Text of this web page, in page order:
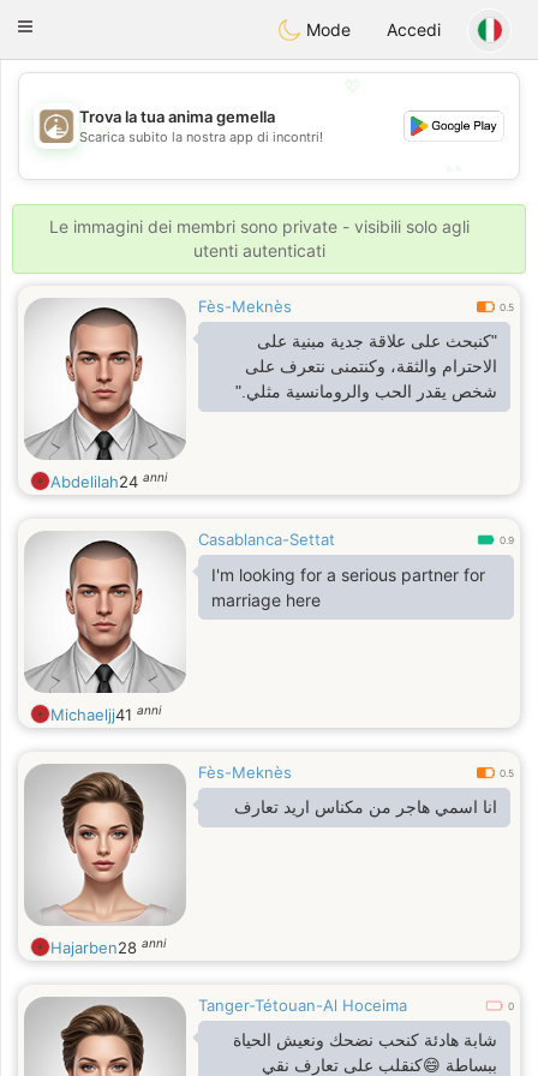
ahebik
Toggle
Mode Accedi
💖
💕
Trova la tua anima gemella
Scarica subito la nostra app di incontri!
Le immagini dei membri sono private - visibili solo agli
utenti autenticati
Fès-Meknès 0.5
"كنبحث على علاقة جدية مبنية على
الاحترام والثقة، وكنتمنى نتعرف على
شخص يقدر الحب والرومانسية مثلي."
Abdelilah24 anni
Casablanca-Settat 0.9
I'm looking for a serious partner for
marriage here
Michaeljj41 anni
Fès-Meknès 0.5
انا اسمي هاجر من مكناس اريد تعارف
Hajarben28 anni
Tanger-Tétouan-Al Hoceima 0
شابة هادئة كنحب نضحك ونعيش الحياة
ببساطة 😄كنقلب على تعارف نقي